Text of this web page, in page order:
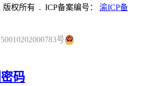
权所有 . ICP备案编号： 渝ICP备
号
码